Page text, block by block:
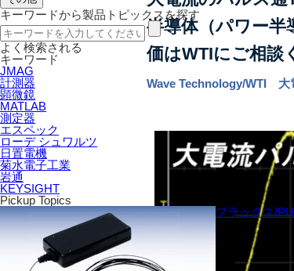
キーワードから製品トピックスを探す
よく検索される
キーワード
JMAG
計測器
顕微鏡
MATLAB
測定器
エスペック
ローデ シュワルツ
日置電機
菊水電子工業
岩通
KEYSIGHT
Pickup Topics
プラックス/
半導体（パワー半
価はWTIにご相談
Wave Technology/WTI 大